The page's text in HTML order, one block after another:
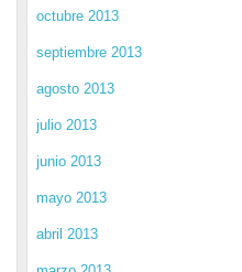
octubre 2013
septiembre 2013
agosto 2013
julio 2013
junio 2013
mayo 2013
abril 2013